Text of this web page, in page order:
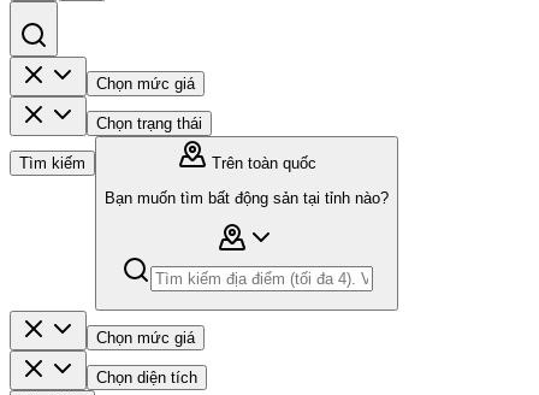
Chọn mức giá
Chọn trạng thái
Tìm kiếm
Trên toàn quốc
Bạn muốn tìm bất động sản tại tỉnh nào?
Chọn mức giá
Chọn diện tích